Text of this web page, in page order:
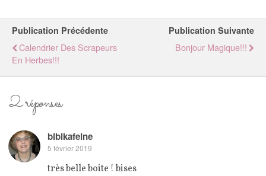
Publication Précédente
Calendrier Des Scrapeurs
En Herbes!!!
Publication Suivante
Bonjour Magique!!!
2 réponses
bibikafeine
5 février 2019
très belle boite ! bises